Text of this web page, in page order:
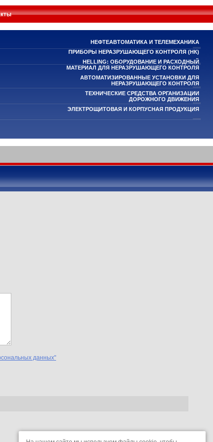
НЕФТЕАВТОМАТИКА И ТЕЛЕМЕХАНИКА
ПРИБОРЫ НЕРАЗРУШАЮЩЕГО КОНТРОЛЯ (НК)
HELLING: ОБОРУДОВАНИЕ И РАСХОДНЫЙ
МАТЕРИАЛ ДЛЯ НЕРАЗРУШАЮЩЕГО КОНТРОЛЯ
АВТОМАТИЗИРОВАННЫЕ УСТАНОВКИ ДЛЯ
НЕРАЗРУШАЮЩЕГО КОНТРОЛЯ
ТЕХНИЧЕСКИЕ СРЕДСТВА ОРГАНИЗАЦИИ
ДОРОЖНОГО ДВИЖЕНИЯ
ЭЛЕКТРОЩИТОВАЯ И КОРПУСНАЯ ПРОДУКЦИЯ
данных"